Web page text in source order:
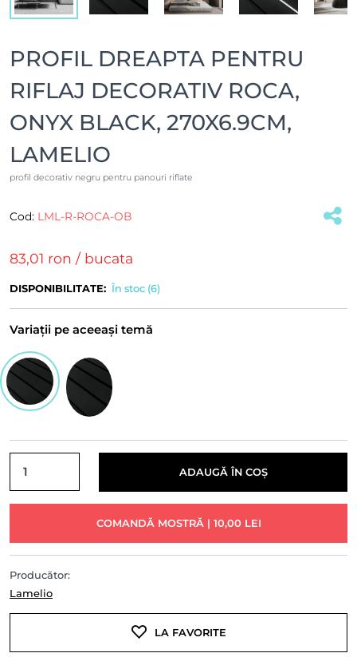
PROFIL DREAPTA PENTRU
RIFLAJ DECORATIV ROCA,
ONYX BLACK, 270X6.9CM,
LAMELIO
profil decorativ negru pentru panouri riflate
Cod: LML-R-ROCA-OB
83,01 ron / bucata
DISPONIBILITATE: În stoc (6)
Variații pe aceeași temă
ADAUGĂ ÎN COȘ
COMANDĂ MOSTRĂ | 10,00 LEI
Producător:
Lamelio
LA FAVORITE